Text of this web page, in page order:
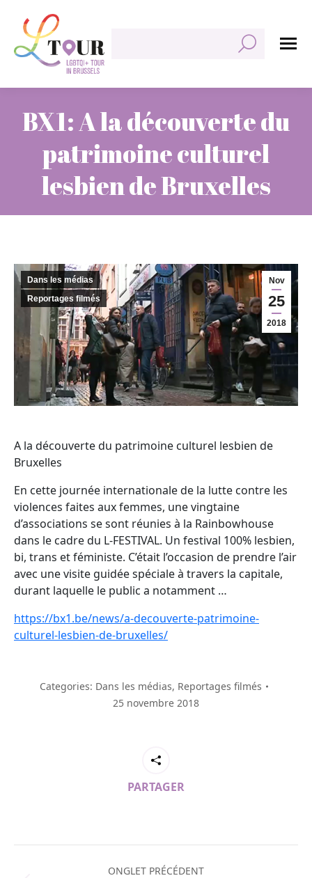
BX1: A la découverte du
patrimoine culturel
lesbien de Bruxelles
Nov
25
2018
Dans les médias
Reportages filmés
A la découverte du patrimoine culturel lesbien de
Bruxelles
En cette journée internationale de la lutte contre les
violences faites aux femmes, une vingtaine
d’associations se sont réunies à la Rainbowhouse
dans le cadre du L-FESTIVAL. Un festival 100% lesbien,
bi, trans et féministe. C’était l’occasion de prendre l’air
avec une visite guidée spéciale à travers la capitale,
durant laquelle le public a notamment …
https://bx1.be/news/a-decouverte-patrimoine-
culturel-lesbien-de-bruxelles/
Categories: Dans les médias, Reportages filmés
25 novembre 2018
PARTAGER
Post
ONGLET PRÉCÉDENT